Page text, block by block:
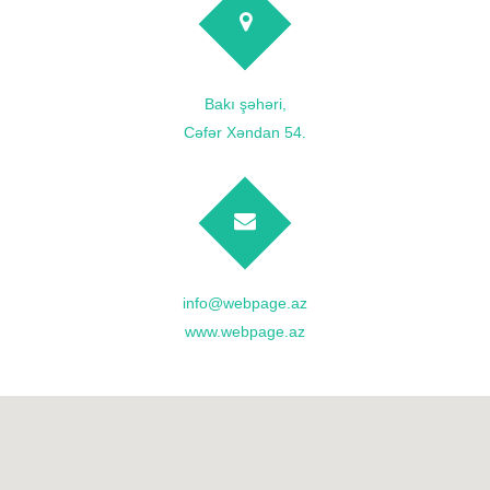
Bakı şəhəri,
Cəfər Xəndan 54.
info@webpage.az
www.webpage.az